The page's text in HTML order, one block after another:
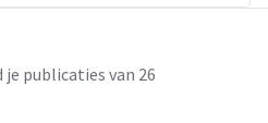
je publicaties van 26